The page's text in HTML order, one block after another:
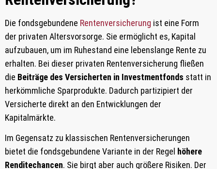
Die fondsgebundene Rentenversicherung ist eine Form
der privaten Altersvorsorge. Sie ermöglicht es, Kapital
aufzubauen, um im Ruhestand eine lebenslange Rente zu
erhalten. Bei dieser privaten Rentenversicherung fließen
die Beiträge des Versicherten in Investmentfonds statt in
herkömmliche Sparprodukte. Dadurch partizipiert der
Versicherte direkt an den Entwicklungen der
Kapitalmärkte.
Im Gegensatz zu klassischen Rentenversicherungen
bietet die fondsgebundene Variante in der Regel höhere
Renditechancen. Sie birgt aber auch größere Risiken. Der